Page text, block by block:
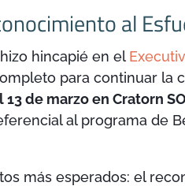
al
hincapié en el
para continuar la
13 de marzo en Cratorn
al programa de
más esperados: el